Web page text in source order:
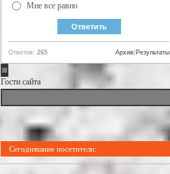
Мне все равно
Ответов: 265 Результаты
Архив
Гости сайта
Сегодняшние посетители: